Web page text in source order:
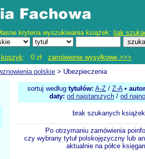
kryteria wyszukiwania książek: (jak
koszyk: 0 zł zamówienie wysyłkowe >>>
polskie > Ubezpieczenia
sortuj według tytułów: A-Z / Z-A•
daty: od najstarszych / od
brak szukanych książek
Po otrzymaniu zamówienia
czy wybrany tytuł polskojęzyczny lub
aktualnie na półce